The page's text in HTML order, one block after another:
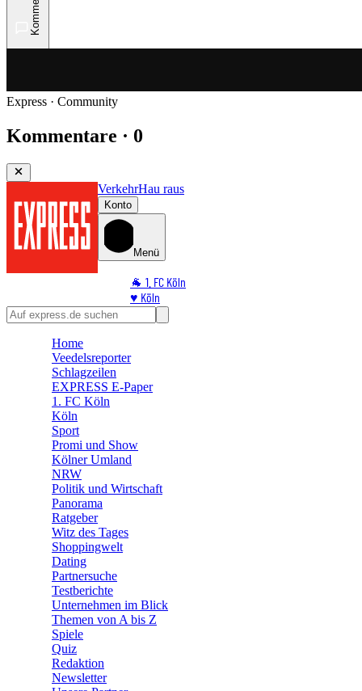
Express · Community
Kommentare · 0
VerkehrHau raus
Konto
Menü
🐐 1. FC Köln
♥️ Köln
⭐ Promi
🛒 Shoppingwelt
Home
Veedelsreporter
Schlagzeilen
EXPRESS E-Paper
1. FC Köln
Köln
Sport
Promi und Show
Kölner Umland
NRW
Politik und Wirtschaft
Panorama
Ratgeber
Witz des Tages
Shoppingwelt
Dating
Partnersuche
Testberichte
Unternehmen im Blick
Themen von A bis Z
Spiele
Quiz
Redaktion
Newsletter